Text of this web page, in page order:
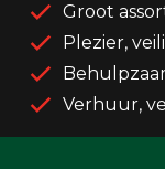
Groot
Plezier,
Verhuur,